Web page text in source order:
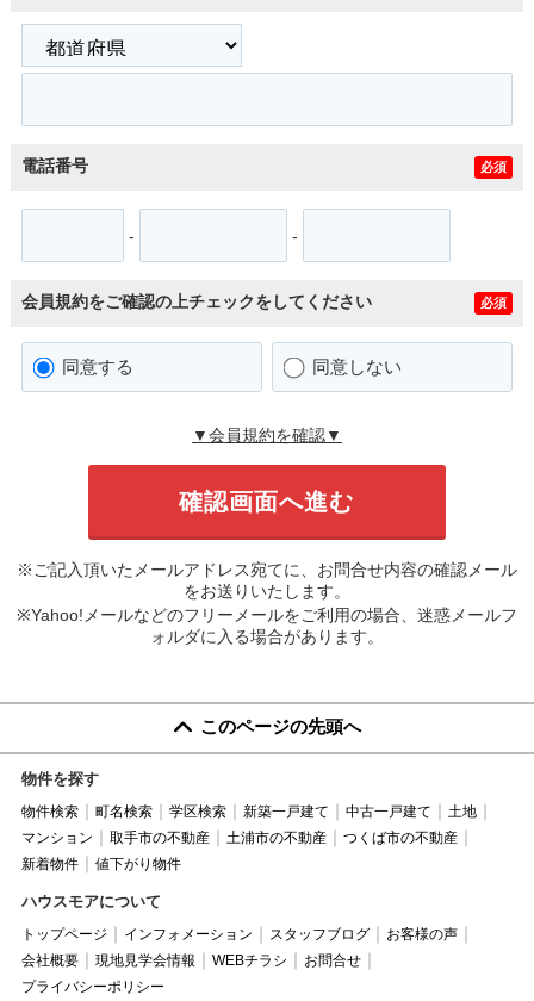
電話番号 必須
- -
会員規約をご確認の上チェックをしてください 必須
同意する 同意しない
▼会員規約を確認▼
※ご記入頂いたメールアドレス宛てに、お問合せ内容の確認メール
をお送りいたします。
※Yahoo!メールなどのフリーメールをご利用の場合、迷惑メールフ
ォルダに入る場合があります。
このページの先頭へ
物件を探す
物件検索 町名検索 学区検索 新築一戸建て 中古一戸建て
土地
マンション
取手市の不動産 土浦市の不動産
つくば市の不動産
新着物件
値下がり物件
ハウスモアについて
トップページ インフォメーション スタッフブログ
お客様の声
会社概要
現地見学会情報 WEBチラシ
お問合せ
プライバシーポリシー